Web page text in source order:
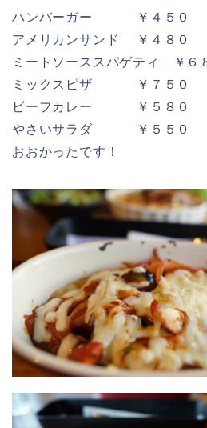
ハンバーガー ￥４５０
アメリカンサンド ￥４８０
ミートソーススパゲティ ￥６
ミックスピザ ￥７５０
ビーフカレー ￥５８０
やさいサラダ ￥５５０
おおかったです！